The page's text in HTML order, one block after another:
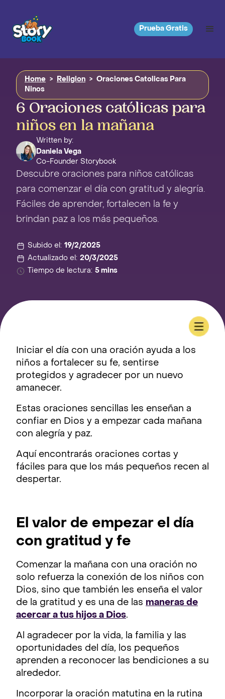
Prueba Gratis
Home > Religion >
Oraciones Catolicas Para
Ninos
6 Oraciones católicas para
niños en la mañana
Written by:
Daniela Vega
Co-Founder Storybook
Descubre oraciones para niños católicas
para comenzar el día con gratitud y alegría.
Fáciles de aprender, fortalecen la fe y
brindan paz a los más pequeños.
Subido el: 19/2/2025
Actualizado el: 20/3/2025
Tiempo de lectura: 5 mins
Iniciar el día con una oración ayuda a los
niños a fortalecer su fe, sentirse
protegidos y agradecer por un nuevo
amanecer.
Estas oraciones sencillas les enseñan a
confiar en Dios y a empezar cada mañana
con alegría y paz.
Aquí encontrarás oraciones cortas y
fáciles para que los más pequeños recen al
despertar.
El valor de empezar el día
con gratitud y fe
Comenzar la mañana con una oración no
solo refuerza la conexión de los niños con
Dios, sino que también les enseña el valor
de la gratitud y es una de las maneras de
acercar a tus hijos a Dios.
Al agradecer por la vida, la familia y las
oportunidades del día, los pequeños
aprenden a reconocer las bendiciones a su
alrededor.
Incorporar la oración matutina en la rutina